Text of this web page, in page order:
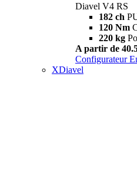
Diavel V4 RS
182 ch
120 Nm
220 kg
A partir de
Configurateur
XDiavel